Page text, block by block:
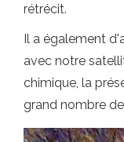
rétrécit.
Il a également
avec notre
chimique, la
grand nombre